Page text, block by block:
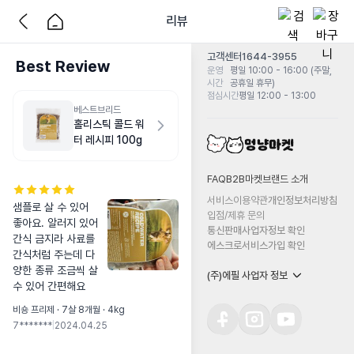
리뷰
Best Review
베스트브리드
홀리스틱 콜드 워
터 레시피 100g
샘플로 살 수 있어
좋아요. 알러지 있어
간식 금지라 사료를
간식처럼 주는데 다
양한 종류 조금씩 살
수 있어 간편해요
비숑 프리제 · 7살 8개월 · 4kg
7******* 2024.04.25
고객센터1644-3955
운영
시간
평일 10:00 - 16:00 (주말,
공휴일 휴무)
점심시간평일 12:00 - 13:00
FAQB2B마켓 브랜드 소개
서비스이용약관개인정보처리방침
입점/제휴 문의
통신판매사업자정보 확인
에스크로서비스가입 확인
(주)에필 사업자 정보